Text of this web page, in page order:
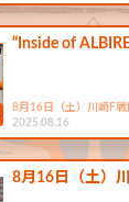
“Inside of
8月16日（土）川崎F
2025.08.16
8月16日（土）